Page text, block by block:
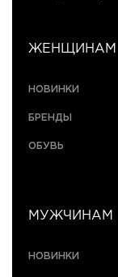
ЖЕНЩИНАМ
НОВИНКИ
БРЕНДЫ
ОБУВЬ
МУЖЧИНАМ
НОВИНКИ